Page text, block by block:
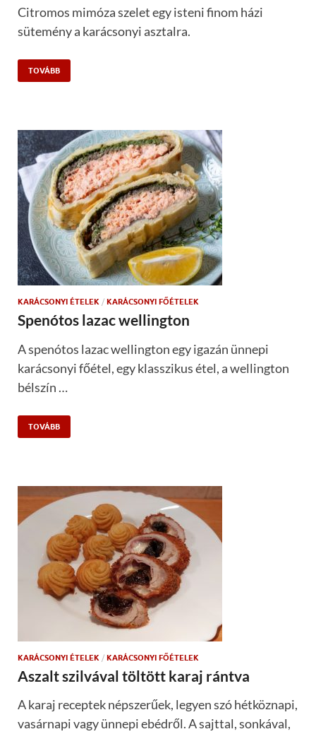
Citromos mimóza szelet egy isteni finom házi
sütemény a karácsonyi asztalra.
TOVÁBB
KARÁCSONYI ÉTELEK / KARÁCSONYI FŐÉTELEK
Spenótos lazac wellington
A spenótos lazac wellington egy igazán ünnepi
karácsonyi főétel, egy klasszikus étel, a wellington
bélszín …
TOVÁBB
KARÁCSONYI ÉTELEK / KARÁCSONYI FŐÉTELEK
Aszalt szilvával töltött karaj rántva
A karaj receptek népszerűek, legyen szó hétköznapi,
vasárnapi vagy ünnepi ebédről. A sajttal, sonkával,